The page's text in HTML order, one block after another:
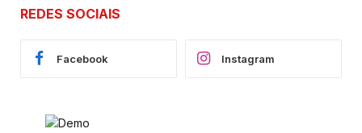
REDES SOCIAIS
Facebook Instagram